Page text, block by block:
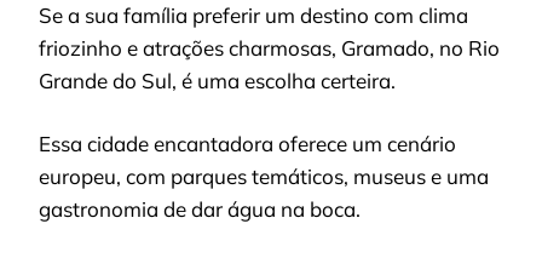
Se a sua família preferir um destino com clima
friozinho e atrações charmosas, Gramado, no Rio
Grande do Sul, é uma escolha certeira.
Essa cidade encantadora oferece um cenário
europeu, com parques temáticos, museus e uma
gastronomia de dar água na boca.